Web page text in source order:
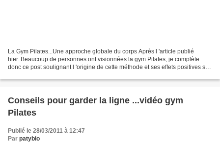
La Gym Pilates...Une approche globale du corps Après l 'article publié
hier..Beaucoup de personnes ont visionnées la gym Pilates, je complète
donc ce post soulignant l 'origine de cette méthode et ses effets positives sur
Conseils pour garder la ligne ...vidéo gym
Pilates
Publié le 28/03/2011 à 12:47
Par patybio